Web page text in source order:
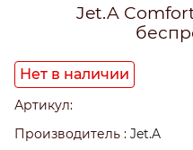
Jet.A
Нет в наличии
Артикул:
Производитель : Jet.A